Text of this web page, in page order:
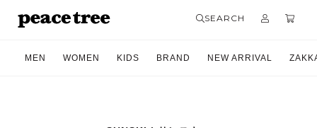
SEARCH
MEN WOMEN KIDS BRAND NEW ARRIVAL